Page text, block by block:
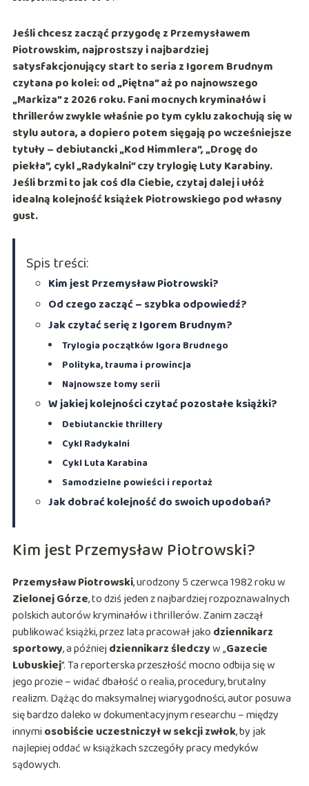
Jeśli chcesz zacząć przygodę z Przemysławem
Piotrowskim, najprostszy i najbardziej
satysfakcjonujący start to seria z Igorem Brudnym
czytana po kolei: od„Piętna”aż po najnowszego
„Markiza”z 2026 roku. Fani mocnych kryminałów i
thrillerów zwykle właśnie po tym cyklu zakochują się w
stylu autora, a dopiero potem sięgają po wcześniejsze
tytuły – debiutancki„Kod Himmlera”,„Drogę do
piekła”, cykl„Radykalni”czy trylogię Luty Karabiny.
Jeśli brzmi to jak coś dla Ciebie, czytaj dalej i ułóż
idealną kolejność książek Piotrowskiego pod własny
gust.
Spis treści:
Kim jest Przemysław Piotrowski?
Od czego zacząć – szybka odpowiedź?
Jak czytać serię z Igorem Brudnym?
Trylogia początków Igora Brudnego
Polityka, trauma i prowincja
Najnowsze tomy serii
W jakiej kolejności czytać pozostałe książki?
Debiutanckie thrillery
Cykl Radykalni
Cykl Luta Karabina
Samodzielne powieści i reportaż
Jak dobrać kolejność do swoich upodobań?
Kim jest Przemysław Piotrowski?
Przemysław Piotrowski, urodzony 5 czerwca 1982 roku w
Zielonej Górze, to dziś jeden z najbardziej rozpoznawalnych
polskich autorów kryminałów i thrillerów. Zanim zaczął
publikować książki, przez lata pracował jako dziennikarz
sportowy, a późniejdziennikarz śledczyw „Gazecie
Lubuskiej”. Ta reporterska przeszłość mocno odbija się w
jego prozie – widać dbałość o realia, procedury, brutalny
realizm. Dążąc do maksymalnej wiarygodności, autor posuwa
się bardzo daleko w dokumentacyjnym researchu – między
innymi osobiście uczestniczył w sekcji zwłok, by jak
najlepiej oddać w książkach szczegóły pracy medyków
sądowych.